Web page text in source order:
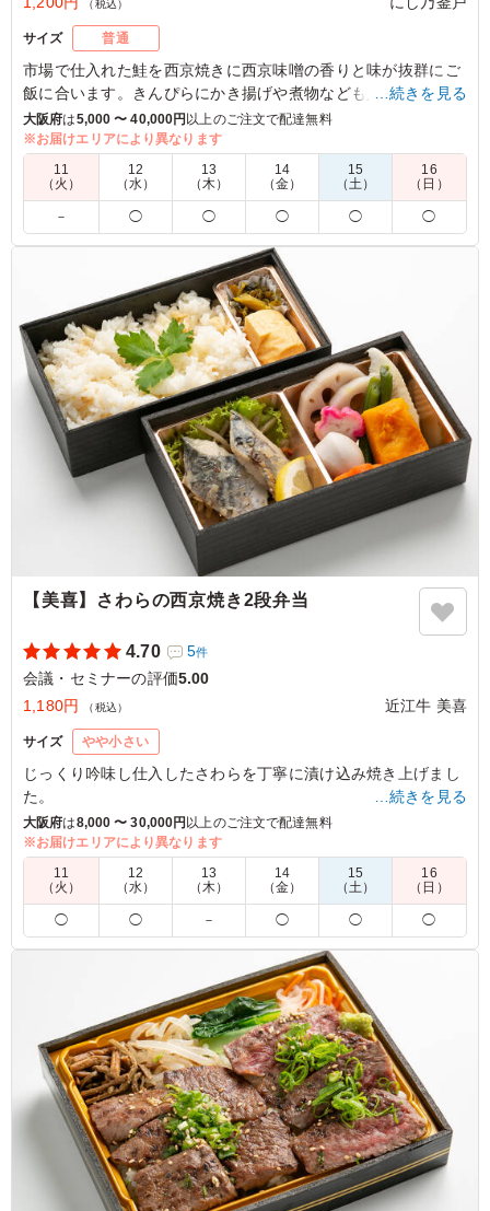
（税込）
サイズ 普通
市場で仕入れた鮭を西京焼きに西京味噌の香りと味が抜群にご
飯に合います。きんぴらにかき揚げや煮物なども入った、二段
のお重弁当です。
5.0
冷めていても美味しくいただきました。 ただご飯がやや
硬くそれが気になった方もおられたのでマイナス0.5しま
した 個数変更の対応も丁寧に対応していただき、配送も
時間通りでありがたかったです
ご利用シーン： 会議・セミナー›研修
大阪府大阪市東淀川区井高野2026/03/23
…続きを見る
大阪府は5,000 〜 40,000円以上のご注文で配達無料
※お届けエリアにより異なります
11
（火）
12
（水）
13
（木）
14
（金）
15
（土）
16
（日）
－ ◯ ◯ ◯ ◯ ◯
【美喜】さわらの西京焼き2段弁当
4.70 5件
会議・セミナーの評価5.00
1,180円
（税込） 近江牛 美喜
サイズ やや小さい
じっくり吟味し仕入したさわらを丁寧に漬け込み焼き上げまし
た。
冷めても美味しいメイン料理の西京焼きをはじめ、料理人謹製
の日本料理の数々をご堪能ください。
5.0
メインのサワラはとても味付けがおいしく脂ものっていて
おいしかったです。たけのこご飯も優しい味でおいしかっ
たです。おかずは揚げ物がなく、身体にも良い野菜も多
く、罪悪感なく食事を楽しめてよかったです。お弁当は、
女性にはぴったりの量でした。また利用したいです
ご利用シーン：会議・セミナー›ランチミーティング
大阪府大阪市中央区瓦町2026/02/26
…続きを見る
大阪府は8,000 〜 30,000円 以上のご注文で配達無料
※お届けエリアにより異なります
11
（火）
12
（水）
13
（木）
14
（金）
15
（土）
16
（日）
◯ ◯ － ◯ ◯ ◯